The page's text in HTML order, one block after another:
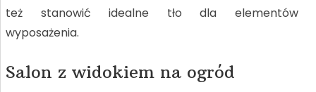
też stanowić idealne tło dla elementów
wyposażenia.
Salon z widokiem na ogród